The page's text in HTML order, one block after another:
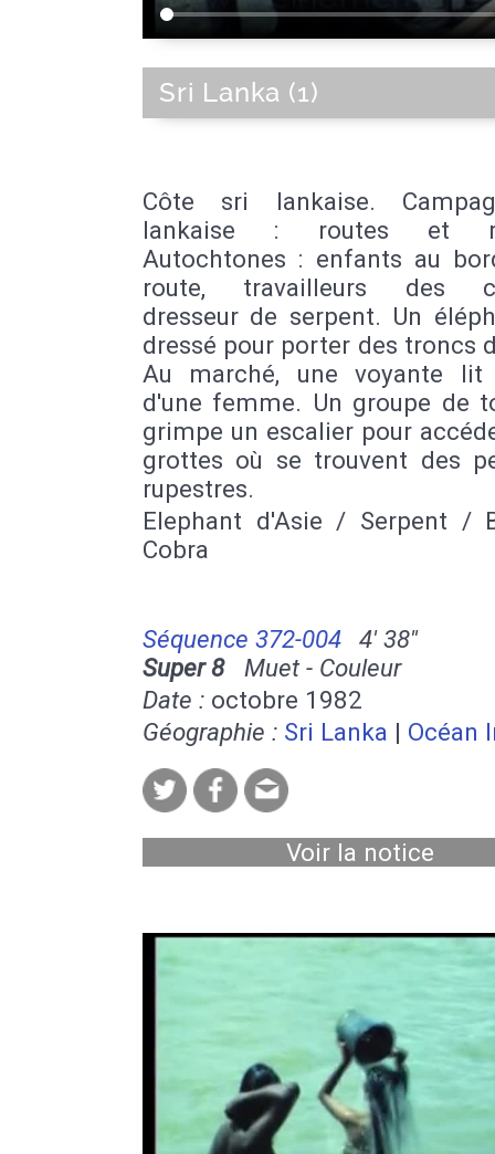
Sri Lanka (1)
Côte sri lankaise.
lankaise : routes et
Autochtones : enfants au
route, travailleurs des
dresseur de serpent. Un
dressé pour porter des troncs
Au marché, une voyante lit
d'une femme. Un groupe de
grimpe un escalier pour
grottes où se trouvent des
rupestres.
Elephant d'Asie / Serpent /
Cobra
Séquence 372-004
4' 38''
Super 8Muet - Couleur
Date : octobre 1982
Géographie : Sri Lanka | Océan
Voir la notice